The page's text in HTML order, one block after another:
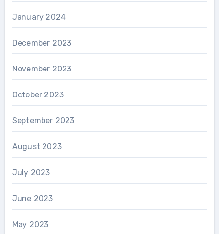
January 2024
December 2023
November 2023
October 2023
September 2023
August 2023
July 2023
June 2023
May 2023